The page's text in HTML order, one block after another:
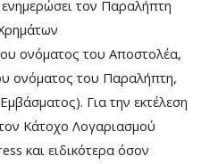
τον Παραλήπτη
ονόματος του Αποστολέα,
ονόματος του Παραλήπτη,
Για την εκτέλεση
Κάτοχο Λογαριασμού
και ειδικότερα όσον